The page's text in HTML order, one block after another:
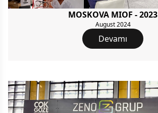
MOSKOVA MIOF - 2023
August 2024
Devamı